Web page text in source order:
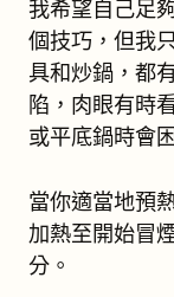
我希望自己足
個技巧，但我
具和炒鍋，都
陷，肉眼有時
或平底鍋時會
當你適當地預
加熱至開始冒
分。